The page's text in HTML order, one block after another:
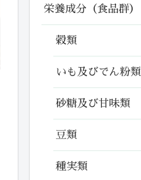
栄養成分（食品群）
穀類
いも及びでん粉類
砂糖及び甘味類
豆類
種実類